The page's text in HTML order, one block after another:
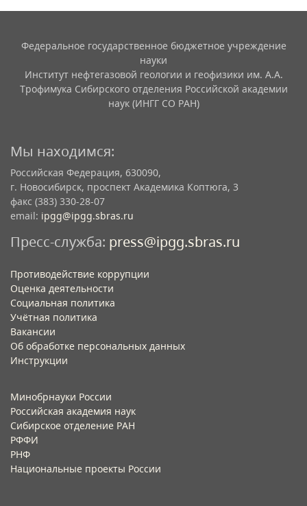
Федеральное государственное бюджетное учреждение
науки
Институт нефтегазовой геологии и геофизики им. А.А.
Трофимука Сибирского отделения Российской академии
наук (ИНГГ СО РАН)
Мы находимся:
Российская Федерация, 630090,
г. Новосибирск, проспект Академика Коптюга, 3
факс (383) 330-28-07
email: ipgg@ipgg.sbras.ru
Пресс-служба: press@ipgg.sbras.ru
Противодействие коррупции
Оценка деятельности
Социальная политика
Учётная политика​
Вакансии​
Об обработке персональных данных​
Инструкции​
Минобрнауки России
Российская академия наук
Сибирское отделение РАН
РФФИ
РНФ
Национальные проекты России